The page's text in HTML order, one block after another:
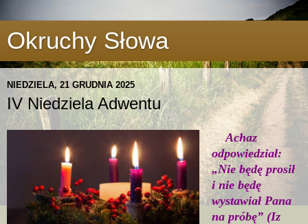
Okruchy Słowa
NIEDZIELA, 21 GRUDNIA 2025
IV Niedziela Adwentu
Achaz
odpowiedział:
„Nie będę prosił
i nie będę
wystawiał Pana
na próbę” (Iz